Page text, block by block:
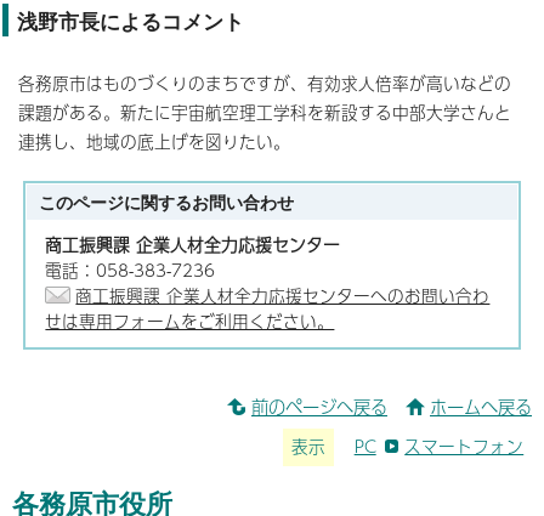
浅野市長によるコメント
各務原市はものづくりのまちですが、有効求人倍率が高いなどの
課題がある。新たに宇宙航空理工学科を新設する中部大学さんと
連携し、地域の底上げを図りたい。
このページに関するお問い合わせ
商工振興課 企業人材全力応援センター
電話：058-383-7236
商工振興課 企業人材全力応援センターへのお問い合わ
せは専用フォームをご利用ください。
前のページへ戻る ホームへ戻る
表示 PC スマートフォン
各務原市役所